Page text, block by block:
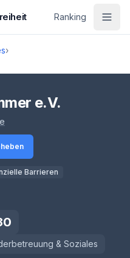
Ranking
›
e.V.
Barrieren
& Soziales